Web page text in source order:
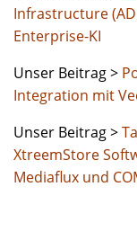
Infrastructure
Enterprise-KI
Unser Beitrag >
Integration mit
Unser Beitrag >
XtreemStore
Mediaflux und